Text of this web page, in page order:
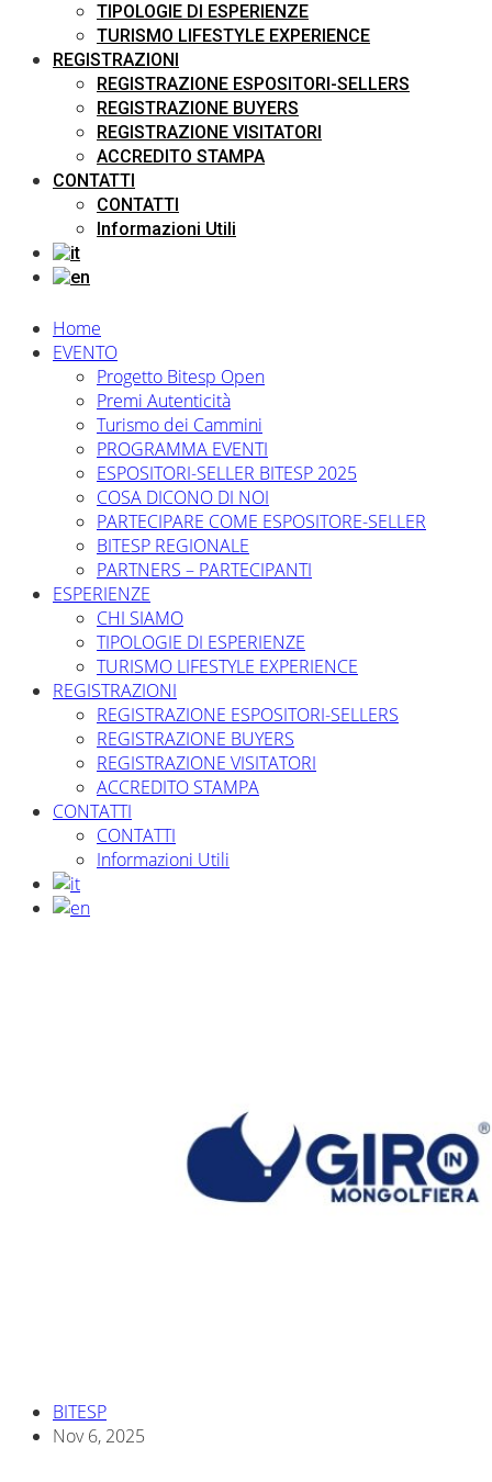
TIPOLOGIE DI ESPERIENZE
TURISMO LIFESTYLE EXPERIENCE
REGISTRAZIONI
REGISTRAZIONE ESPOSITORI-SELLERS
REGISTRAZIONE BUYERS
REGISTRAZIONE VISITATORI
ACCREDITO STAMPA
CONTATTI
CONTATTI
Informazioni Utili
Home
EVENTO
Progetto Bitesp Open
Premi Autenticità
Turismo dei Cammini
PROGRAMMA EVENTI
ESPOSITORI-SELLER BITESP 2025
COSA DICONO DI NOI
PARTECIPARE COME ESPOSITORE-SELLER
BITESP REGIONALE
PARTNERS – PARTECIPANTI
ESPERIENZE
CHI SIAMO
TIPOLOGIE DI ESPERIENZE
TURISMO LIFESTYLE EXPERIENCE
REGISTRAZIONI
REGISTRAZIONE ESPOSITORI-SELLERS
REGISTRAZIONE BUYERS
REGISTRAZIONE VISITATORI
ACCREDITO STAMPA
CONTATTI
CONTATTI
Informazioni Utili
BITESP
Nov 6, 2025